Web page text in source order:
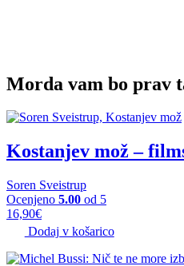
Morda vam bo prav
Kostanjev mož –
Soren Sveistrup
Ocenjeno 5.00 od 5
16,90€
Dodaj v košarico